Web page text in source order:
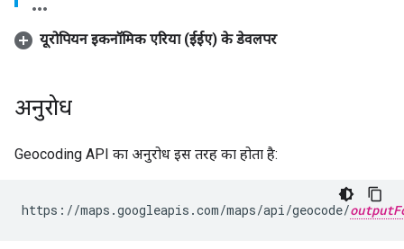
यूरोपियन इकनॉमिक एरिया (ईईए) के डेवलपर
अनुरोध
Geocoding API का अनुरोध इस तरह का होता है:
https://maps.googleapis.com/maps/api/geocode/